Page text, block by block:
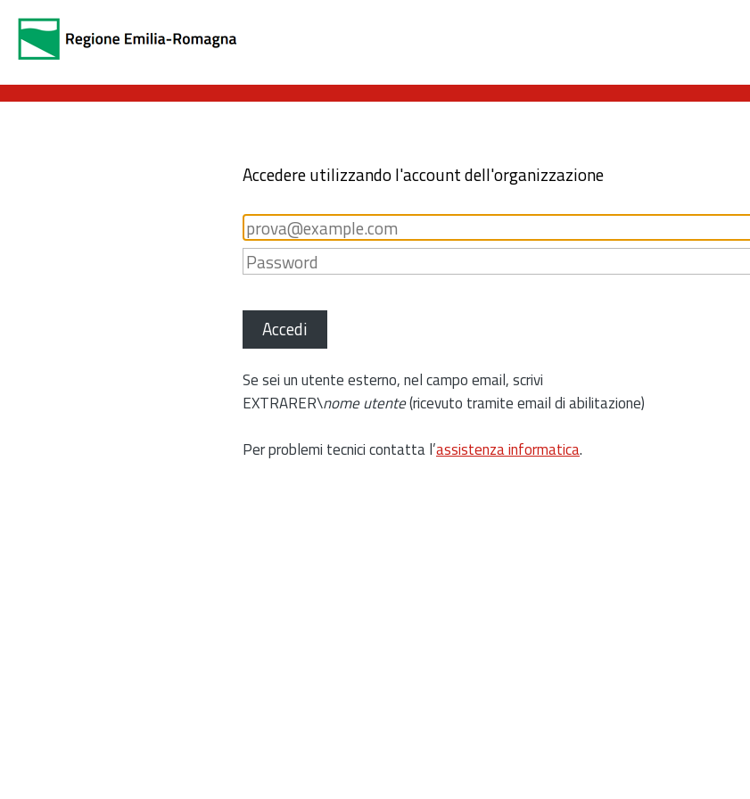
Accedere utilizzando l'account dell'organizzazione
Accedi
Se sei un utente esterno, nel campo email, scrivi
EXTRARER\nome utente(ricevuto tramite email di abilitazione)
Per problemi tecnici contatta l’assistenza informatica.